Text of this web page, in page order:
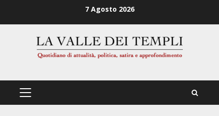
7 Agosto 2026
PRIMÄRES